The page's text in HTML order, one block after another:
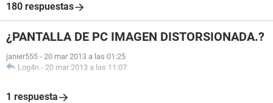
180 respuestas
¿PANTALLA DE PC IMAGEN DISTORSIONADA.?
janier555 - 20 mar 2013 a las 01:25
Log4n - 20 mar 2013 a las 11:07
1 respuesta